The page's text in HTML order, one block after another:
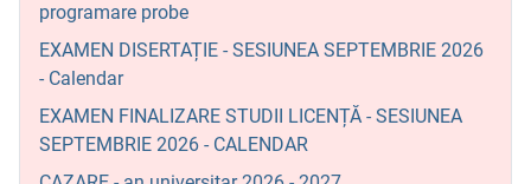
programare probe
EXAMEN DISERTAȚIE - SESIUNEA SEPTEMBRIE 2026
- Calendar
EXAMEN FINALIZARE STUDII LICENȚĂ - SESIUNEA
SEPTEMBRIE 2026 - CALENDAR